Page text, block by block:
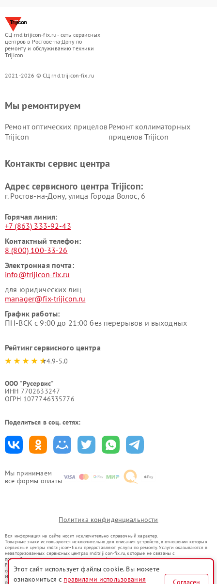
СЦ rnd.trijicon-fix.ru - сеть сервисных
центров в Ростове-на-Дону по
ремонту и обслуживанию техники
Trijicon
2021-2026 © СЦ rnd.trijicon-fix.ru
Мы принимаем
все формы оплаты
Мы ремонтируем
Ремонт оптических прицелов
Trijicon
Ремонт коллиматорных
прицелов Trijicon
Контакты сервис центра
Адрес сервисного центра Trijicon:
г. Ростов-на-Дону, улица Города Волос, 6
Горячая линия:
+7 (863) 333-92-43
Контактный телефон:
8 (800) 100-33-26
Электронная почта:
info@trijicon-fix.ru
для юридических лиц
manager@fix-trijicon.ru
График работы:
ПН-ВСК с 9:00 до 21:00 без перерывов и выходных
Рейтинг сервисного центра
4.9-5.0
ООО "Русервис"
ИНН 7702633247
ОГРН 1077746335776
Поделиться в соц. сетях:
Политика конфиденциальности
Вся информация на сайте носит исключительно справочный характер.
Товарные знаки используются исключительно для описания устройств, в отношении которых
сервисные центры rnd.trijicon-fix.ru предоставляют услуги по ремонту. Услуги оказываются в
неавторизованных сервисных центрах rnd.trijicon-fix.ru, которые не связаны с
правообладателями товарных знаков или их официальными представителями.
Ремонт осуществляется для устройств, уже введенных в гражданский оборот в соответствии
со статьей 1487 ГК РФ.
Использование товарных знаков не преследует цели индивидуализации услуг или введения
потребителей в заблуждение, а служит для информирования о предоставляемых услугах по
Этот сайт использует файлы cookie. Вы можете
ознакомиться с правилами использования Согласен